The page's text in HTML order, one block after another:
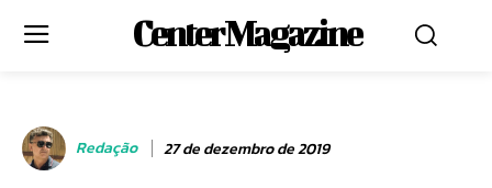
Center Magazine
Redação 27 de dezembro de 2019